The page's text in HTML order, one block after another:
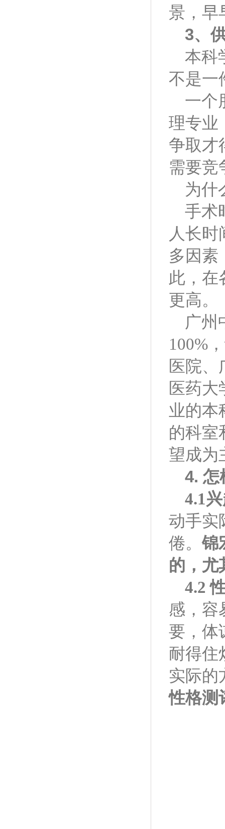
景，早
3、
本科
不是一
一个
理专业
争取才
需要竞
为什
手术
人长
多因素
此，在
更高。
广州
100%
医院
医药
业的本
的科室
望成为
4. 怎
4.1
动手实
倦。锦
的，尤
4.2
感，容
要，体
耐得住
实际的
性格测